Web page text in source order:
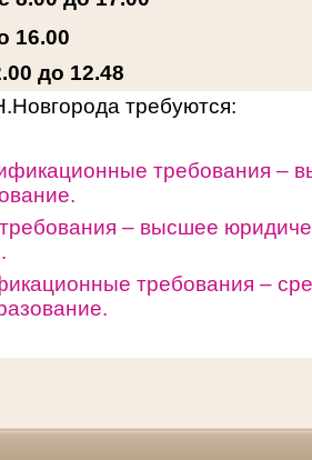
16.00
до 12.48
требуются:
требования –
– высшее
требования –